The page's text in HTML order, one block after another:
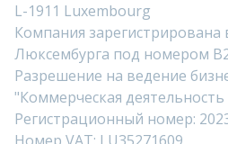
L-1911 Luxembourg
Компания зарегистрирована
Люксембурга под номером
Разрешение на ведение
"Коммерческая деятельность
Регистрационный номер: